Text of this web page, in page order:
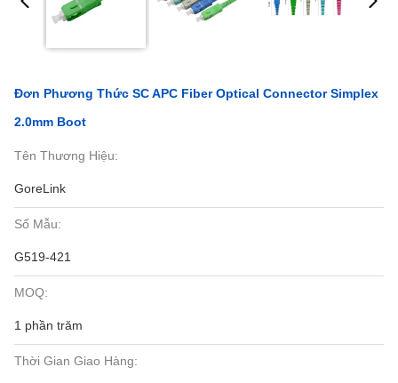
Đơn Phương Thức SC APC Fiber Optical Connector Simplex
2.0mm Boot
Tên Thương Hiệu:
GoreLink
Số Mẫu:
G519-421
MOQ:
1 phần trăm
Thời Gian Giao Hàng: